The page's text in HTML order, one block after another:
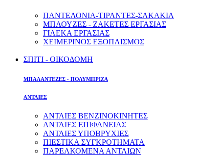
ΠΑΝΤΕΛΟΝΙΑ-ΤΙΡΑΝΤΕΣ-ΣΑΚΑΚΙΑ
ΜΠΛΟΥΖΕΣ - ΖΑΚΕΤΕΣ ΕΡΓΑΣΙΑΣ
ΓΙΛΕΚΑ ΕΡΓΑΣΙΑΣ
ΧΕΙΜΕΡΙΝΟΣ ΕΞΟΠΛΙΣΜΟΣ
ΣΠΙΤΙ - ΟΙΚΟΔΟΜΗ
ΜΠΑΛΑΝΤΕΖΕΣ - ΠΟΛΥΜΠΡΙΖΑ
ΑΝΤΛΙΕΣ
ΑΝΤΛΙΕΣ ΒΕΝΖΙΝΟΚΙΝΗΤΕΣ
ΑΝΤΛΙΕΣ ΕΠΙΦΑΝΕΙΑΣ
ΑΝΤΛΙΕΣ ΥΠΟΒΡΥΧΙΕΣ
ΠΙΕΣΤΙΚΑ ΣΥΓΚΡΟΤΗΜΑΤΑ
ΠΑΡΕΛΚΟΜΕΝΑ ΑΝΤΛΙΩΝ